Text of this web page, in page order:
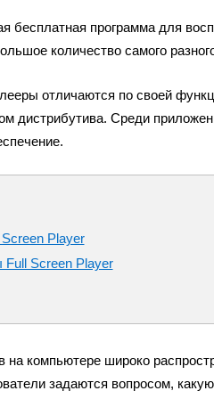
бесплатная программа для
количество самого
отличаются по своей
дистрибутива. Среди
Player
Screen Player
компьютере широко
задаются вопросом,